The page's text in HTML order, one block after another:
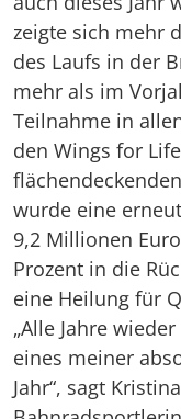
zeigte sich mehr
des Laufs in der
mehr als im
Teilnahme in
den Wings for
wurde eine
9,2 Millionen
Prozent in die
eine Heilung für
„Alle Jahre
eines meiner
Jahr“, sagt